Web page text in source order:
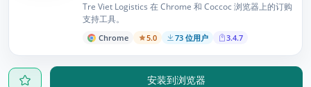
Tre Viet Logistics 在 Chrome 和 Coccoc 浏览器上的订购
支持工具。
Chrome 5.0 73 位用户 3.4.7
安装到浏览器